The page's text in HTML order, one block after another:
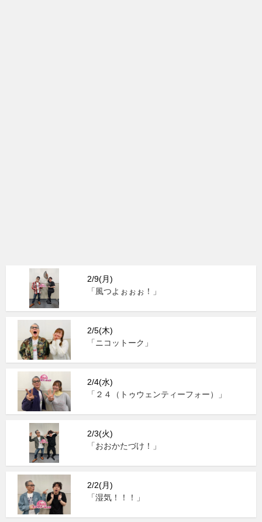
2/9(月)
「風つよぉぉぉ！」
2/5(木)
「ニコットーク」
2/4(水)
「２４（トゥウェンティーフォー）」
2/3(火)
「おおかたづけ！」
2/2(月)
「湿気！！！」